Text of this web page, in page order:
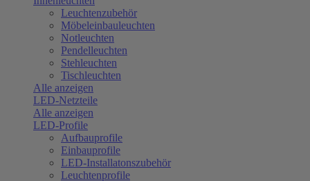
Leuchtenzubehör
Möbeleinbauleuchten
Notleuchten
Pendelleuchten
Stehleuchten
Tischleuchten
Alle anzeigen
LED-Netzteile
Alle anzeigen
LED-Profile
Aufbauprofile
Einbauprofile
LED-Installatonszubehör
Leuchtenprofile